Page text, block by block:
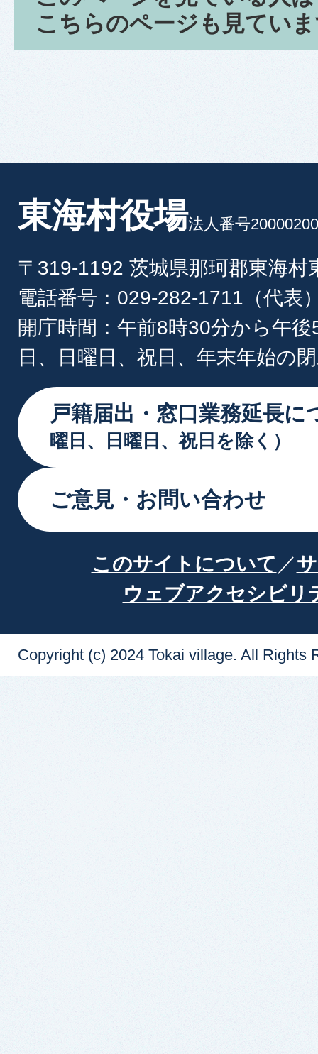
こちらのページも見てい
東海村役場法人番号
〒319-1192 茨城県那珂郡東海村
電話番号：029-282-1711（代表
開庁時間：午前8時30分から午
日、日曜日、祝日、年末年始の
戸籍届出・窓口業務延長に
曜日、日曜日、祝日を除く）
ご意見・お問い合わせ
このサイトについて
ウェブアクセシビリ
Copyright (c) 2024 Tokai village. All Rights